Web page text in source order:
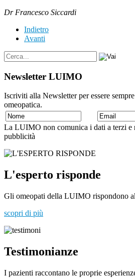
Dr Francesco Siccardi
Indietro
Avanti
Newsletter LUIMO
Iscriviti alla Newsletter per essere
omeopatica.
La LUIMO non comunica i dati a terzi e
pubblicità
L'esperto risponde
Gli omeopati della LUIMO rispondono
scopri di più
Testimonianze
I pazienti raccontano le proprie